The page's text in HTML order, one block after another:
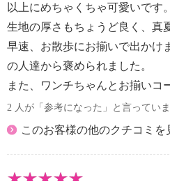
等
【原産国（地）】
・中国製
以上にめちゃくちゃ可愛いで
生地の厚さもちょうど良く、真
早速、お散歩にお揃いで出かけ
の人達から褒められました。
また、ワンチちゃんとお揃いコ
2 人が「参考になった」と言ってい
このお客様の他のクチコミを